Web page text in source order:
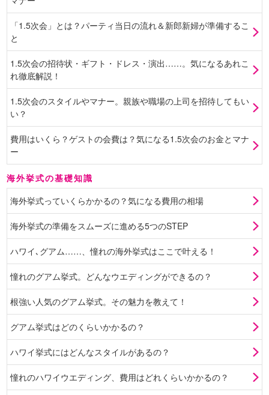
「1.5次会」とは？パーティ当日の流れ＆新郎新婦が準備するこ
と
1.5次会の招待状・ギフト・ドレス・演出……。気になるあれこ
れ徹底解説！
1.5次会のスタイルやマナー。親族や職場の上司を招待してもい
い？
費用はいくら？ゲストの会費は？気になる1.5次会のお金とマナ
ー
海外挙式の基礎知識
海外挙式っていくらかかるの？気になる費用の相場
海外挙式の準備をスムーズに進める5つのSTEP
ハワイ､グアム……、憧れの海外挙式はここで叶える！
憧れのグアム挙式。どんなウエディングができるの？
根強い人気のグアム挙式。その魅力を教えて！
グアム挙式はどのくらいかかるの？
ハワイ挙式にはどんなスタイルがあるの？
憧れのハワイウエディング、費用はどれくらいかかるの？